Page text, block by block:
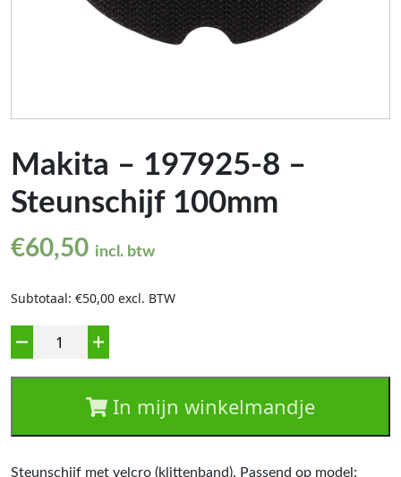
Makita – 197925-8 –
Steunschijf 100mm
€60,50 incl. btw
Subtotaal: €50,00 excl. BTW
Aantal
In mijn winkelmandje
Steunschijf met velcro (klittenband). Passend op model: